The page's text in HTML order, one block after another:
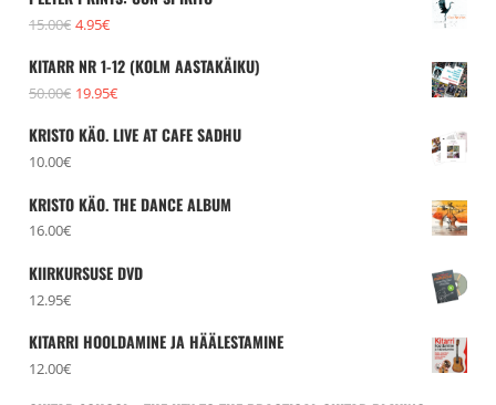
15.00€ Algne
oli:
15.00€.
4.95€Praegune
on:
4.95€.
KITARR NR 1-12 (KOLM AASTAKÄIKU)
50.00€ Algne
oli:
19.95€Praegune
on:
KRISTO KÄO. LIVE AT CAFE SADHU
10.00€
KRISTO KÄO. THE DANCE ALBUM
16.00€
KIIRKURSUSE DVD
12.95€
KITARRI HOOLDAMINE JA HÄÄLESTAMINE
12.00€